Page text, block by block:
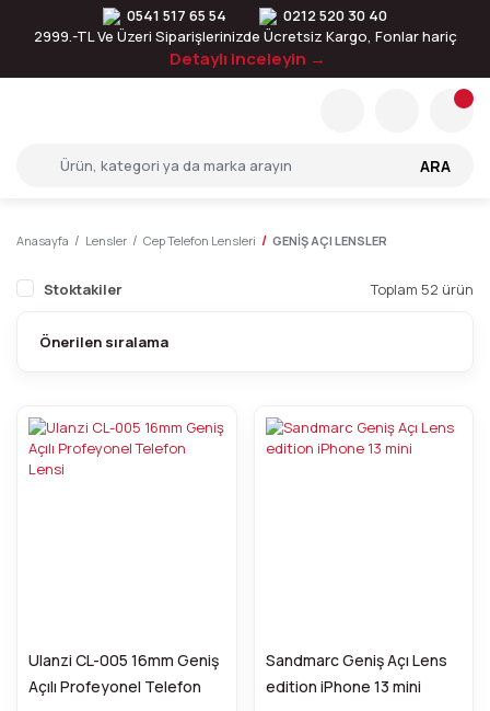
0541 517 65 54
0212 520 30 40
2999.-TL Ve Üzeri Siparişlerinizde Ücretsiz Kargo, Fonlar hariç
Detaylı inceleyin →
ARA
Anasayfa Lensler Cep Telefon Lensleri GENİŞ AÇI LENSLER
Stoktakiler Toplam 52 ürün
Ulanzi CL-005 16mm Geniş
Açılı Profeyonel Telefon
Sandmarc Geniş Açı Lens
edition iPhone 13 mini